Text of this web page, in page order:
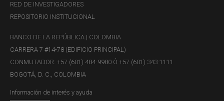
RED DE INVESTIGADORES
REPOSITORIO INSTITUCIONAL
BANCO DE LA REPÚBLICA | COLOMBIA
CARRERA 7 #14-78 (EDIFICIO PRINCIPAL)
CONMUTADOR: +57 (601) 484-9980 Ó +57 (601) 343-1111
BOGOTÁ, D. C., COLOMBIA
Información de interés y ayuda